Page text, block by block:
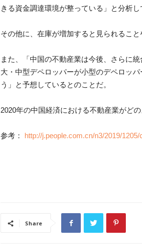
きる資金調達環境が整っている」と分析し
その他に、在庫が増加すると見られるこ
また、「中国の不動産業は今後、さらに
大・中型デペロッパーが小型のデペロッ
う」と予想しているとのことだ。
2020年の中国経済における不動産業がど
参考： http://j.people.com.cn/n3/2019/
Share